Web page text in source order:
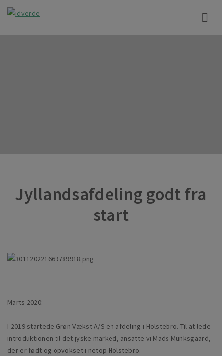
Jyllandsafdeling godt fra
start
Marts 2020:
I 2019 startede Grøn Vækst A/S en afdeling i Holstebro. Til at lede
introduktionen til det jyske marked, ansatte vi Mads Munksgaard,
der er født og opvokset i netop Holstebro.